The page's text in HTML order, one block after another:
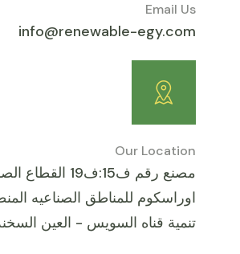
Email Us
info@renewable-egy.com
Our Location
مصنع رقم ف15:ف19
اوراسكوم للمناطق الصناعيه
تنمية قناه السويس - العين